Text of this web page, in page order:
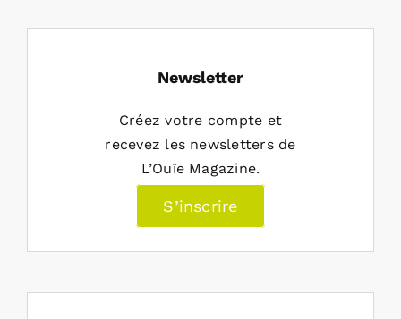
Newsletter
Créez votre compte et
recevez les newsletters de
L’Ouïe Magazine.
S’inscrire